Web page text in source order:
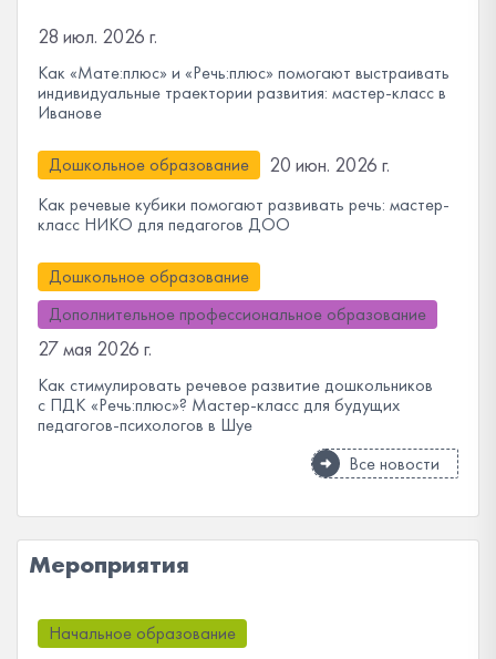
28 июл. 2026 г.
Как «Мате:плюс» и «Речь:плюс» помогают выстраивать
индивидуальные траектории развития: мастер-класс в
Иванове
Дошкольное образование 20 июн. 2026 г.
Как речевые кубики помогают развивать речь: мастер-
класс НИКО для педагогов ДОО
Дошкольное образование
Дополнительное профессиональное образование
27 мая 2026 г.
Как стимулировать речевое развитие дошкольников
с ПДК «Речь:плюс»? Мастер-класс для будущих
педагогов-психологов в Шуе
Все новости
Мероприятия
Начальное образование